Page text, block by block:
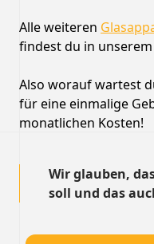
Alle weiteren
findest du in
Also worauf wartest
für eine einmalige
monatlichen Kosten!
Wir glauben,
soll und das